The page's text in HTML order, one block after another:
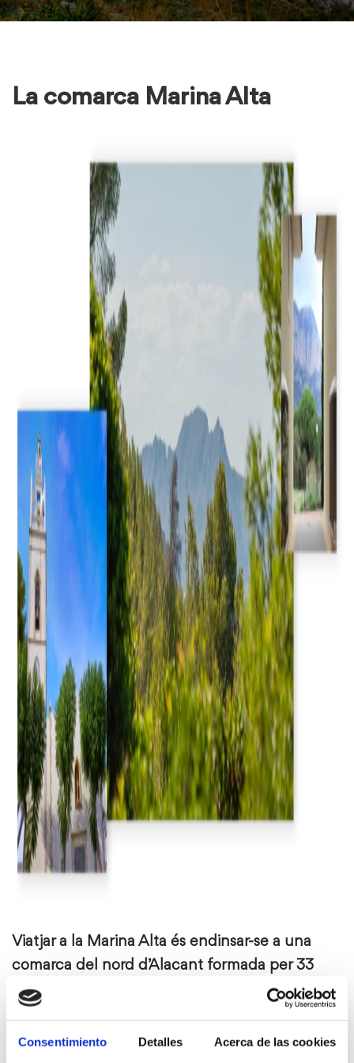
Consentimiento Detalles Acerca de las cookies
La comarca Marina Alta
Viatjar a la Marina Alta és endinsar-se a una
comarca del nord d’Alacant formada per 33
municipis que sumen més de 180.000
habitants. La seva extensió, de 759 km², amaga
una riquesa natural i cultural que sorprèn el